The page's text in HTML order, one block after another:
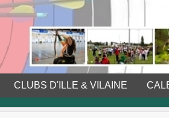
CLUBS D'ILLE & VILAINE